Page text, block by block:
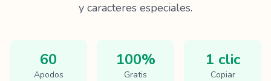
y caracteres especiales.
60
Apodos
100%
Gratis
1 clic
Copiar